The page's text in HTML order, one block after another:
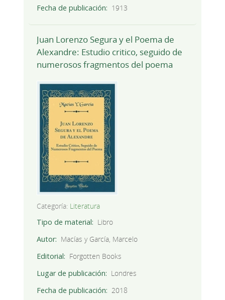
Fecha de publicación 1913
Juan Lorenzo Segura y el Poema de
Alexandre: Estudio critico, seguido de
numerosos fragmentos del poema
Categoría: Literatura
Tipo de material
Libro
Autor
Macías y García, Marcelo
Editorial
Forgotten Books
Lugar de publicación
Londres
Fecha de publicación
2018